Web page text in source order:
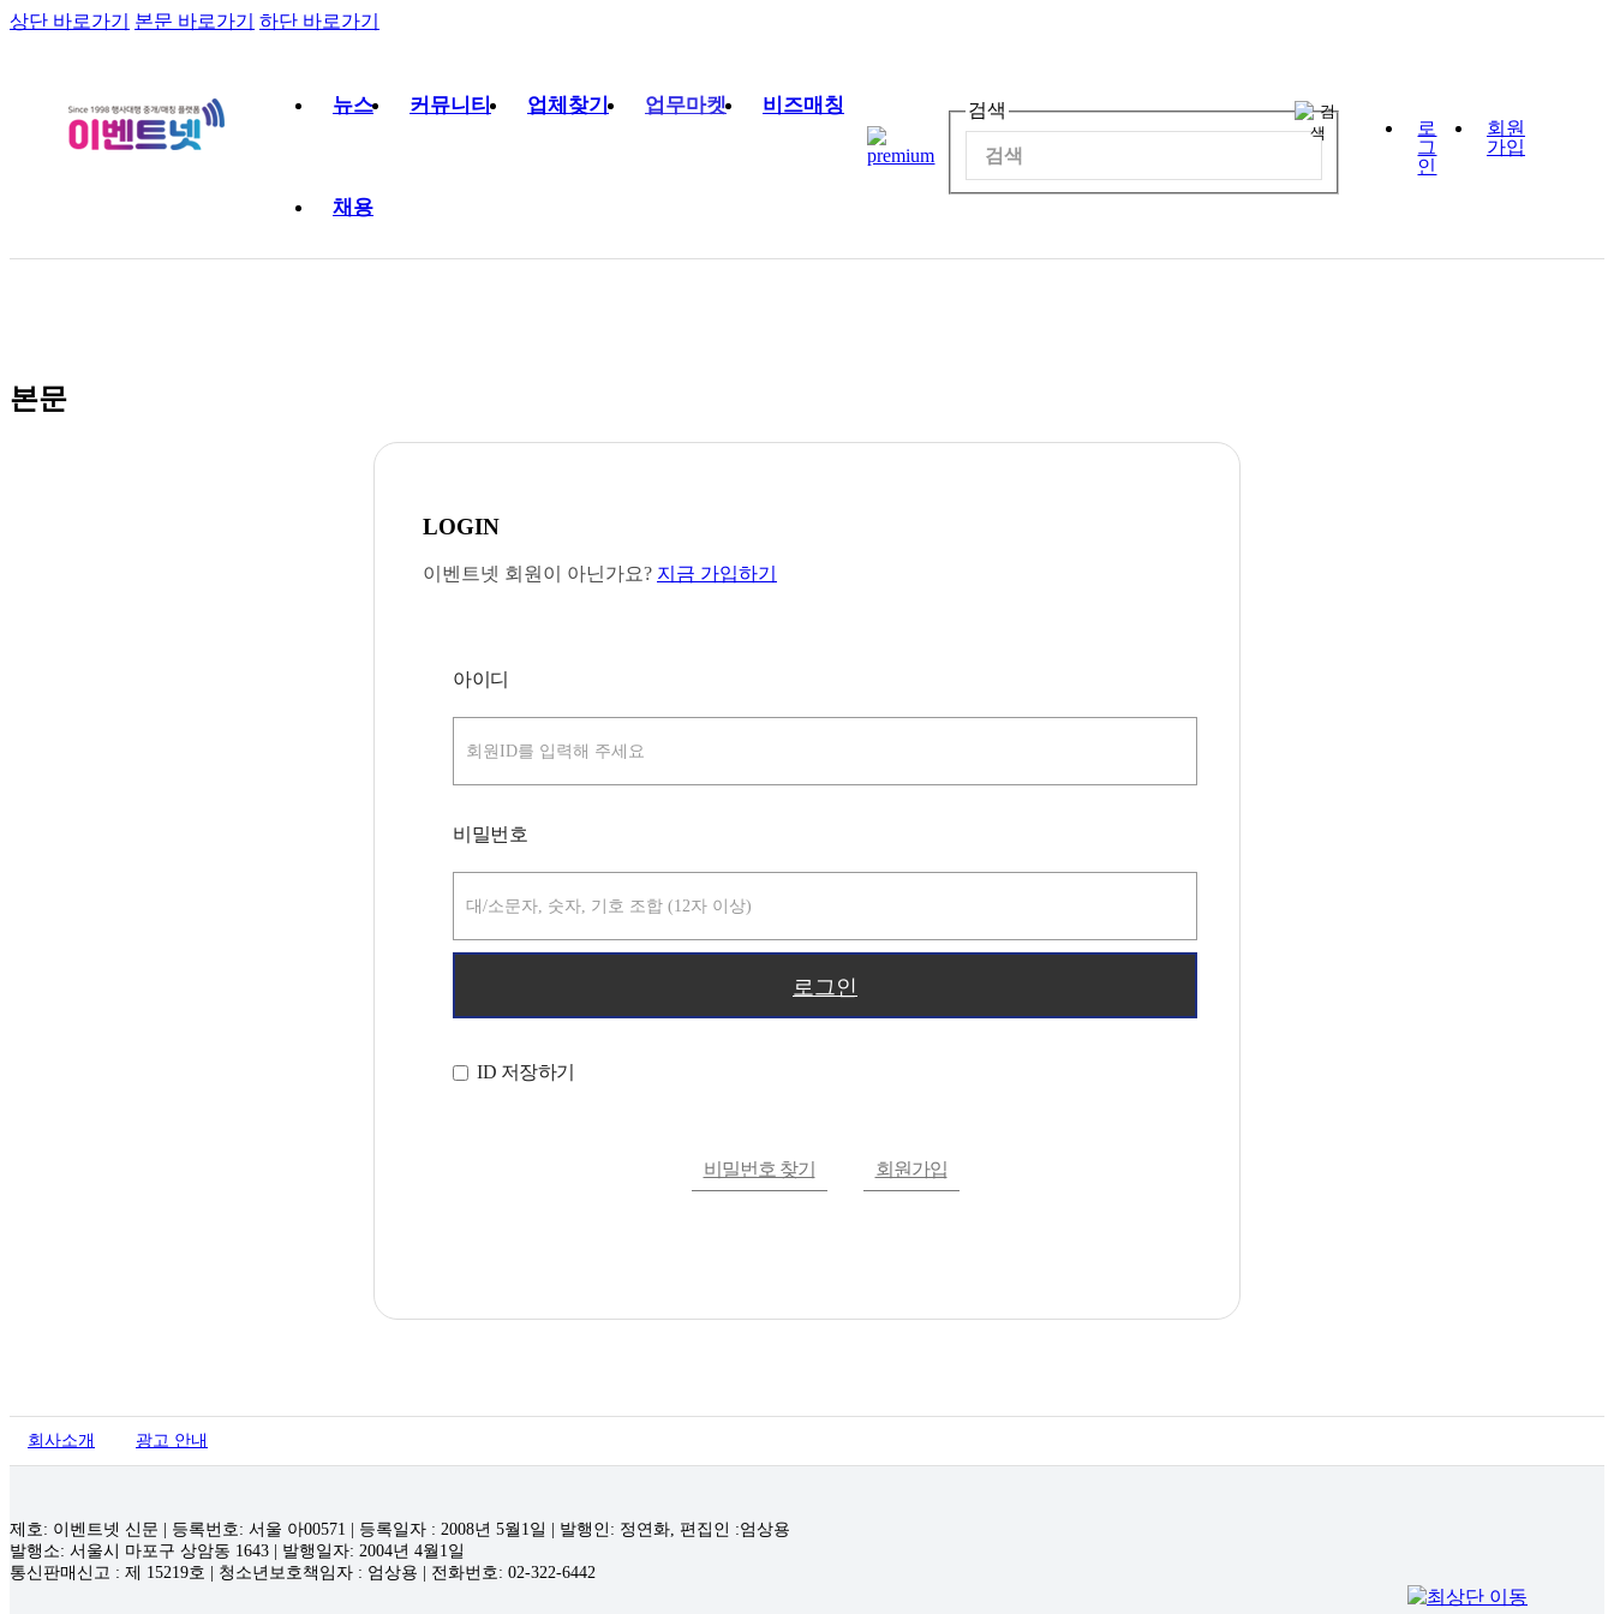
상단 바로가기 본문 바로가기 하단 바로가기
뉴스 커뮤니티 업체찾기 업무마켓 비즈매칭
채용
검색
로
그
인
회원
가입
본문
LOGIN
이벤트넷 회원이 아닌가요? 지금 가입하기
아이디
비밀번호
로그인
ID 저장하기
비밀번호 찾기 회원가입
회사소개 광고 안내
제호: 이벤트넷 신문 | 등록번호: 서울 아00571
등록일자 : 2008년 5월1일 | 발행인: 정연화, 편집인 :엄상용
발행소: 서울시 마포구 상암동 1643 | 발행일자: 2004년 4월1일
통신판매신고 : 제 15219호
청소년보호책임자 : 엄상용 | 전화번호: 02-322-6442